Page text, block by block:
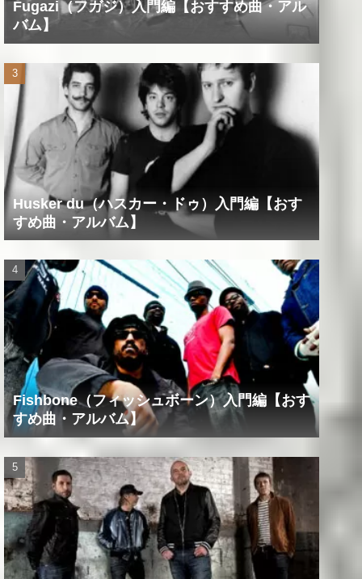
Fugazi（フガジ）入門編【おすすめ曲・アル
バム】
Husker du（ハスカー・ドゥ）入門編【おす
すめ曲・アルバム】
Fishbone（フィッシュボーン）入門編【おす
すめ曲・アルバム】